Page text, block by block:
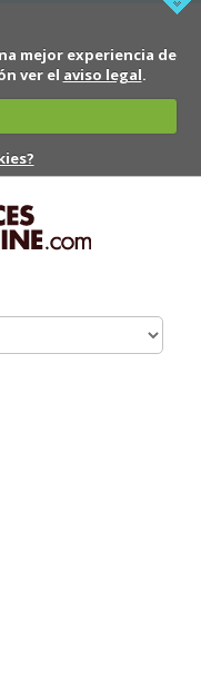
mejor experiencia de
ver el aviso legal.